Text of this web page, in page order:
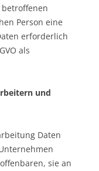
Person eine
erforderlich
als
und
Daten
sie an